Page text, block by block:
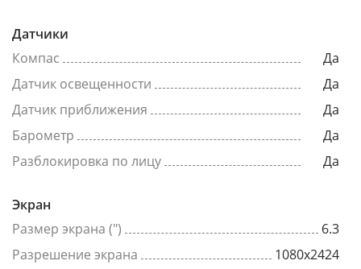
Датчики
Компас
Да
Датчик освещенности
Да
Датчик приближения
Да
Барометр
Да
Разблокировка по лицу
Да
Экран
Размер экрана (")
6.3
Разрешение экрана
1080x2424